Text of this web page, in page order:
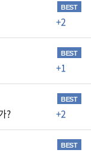
BEST
+2
BEST
+1
BEST
? +2
BEST